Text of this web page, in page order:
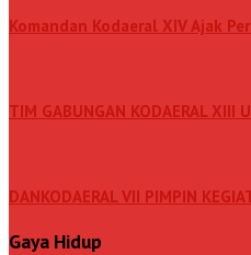
Komandan Kodaeral XIV Ajak
TIM GABUNGAN KODAERAL XIII
DANKODAERAL VII PIMPIN
Gaya Hidup